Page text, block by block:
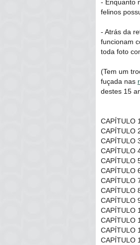
- Enquanto
felinos
- Atrás da
funcionam
toda foto
(Tem um
fuçada nas
destes 15
CAPÍTULO
CAPÍTULO
CAPÍTULO
CAPÍTULO
CAPÍTULO
CAPÍTULO
CAPÍTULO
CAPÍTULO
CAPÍTULO
CAPÍTULO
CAPÍTULO
CAPÍTULO
CAPÍTULO